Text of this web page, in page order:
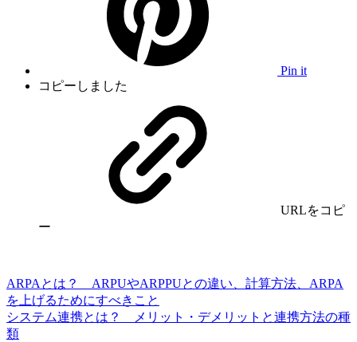
Pin it
コピーしました
URLをコピ
ー
ARPAとは？ ARPUやARPPUとの違い、計算方法、ARPA
を上げるためにすべきこと
システム連携とは？ メリット・デメリットと連携方法の種
類